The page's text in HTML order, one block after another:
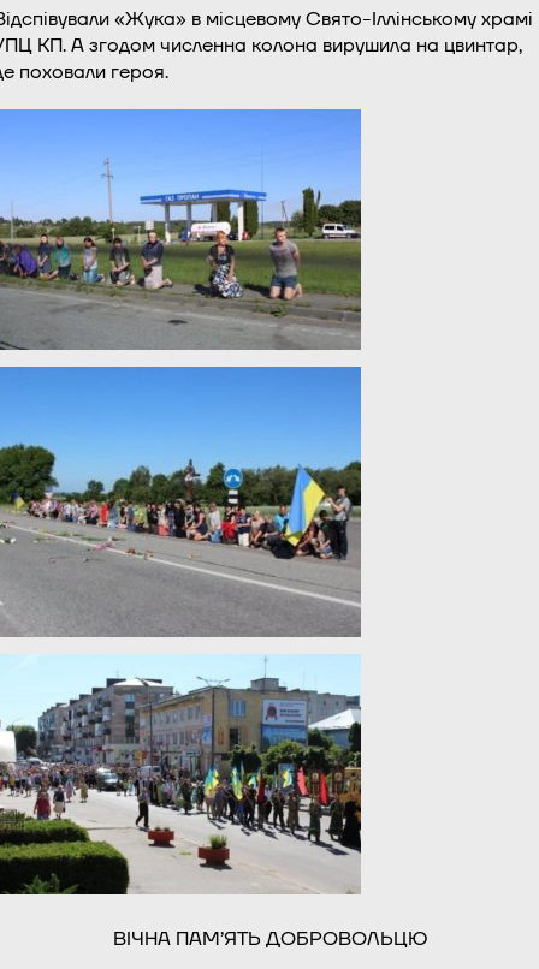
«Жука» в місцевому Свято-Іллінському храмі
КП. А згодом численна колона вирушила на цвинтар,
поховали героя.
ВІЧНА ПАМ’ЯТЬ ДОБРОВОЛЬЦЮ